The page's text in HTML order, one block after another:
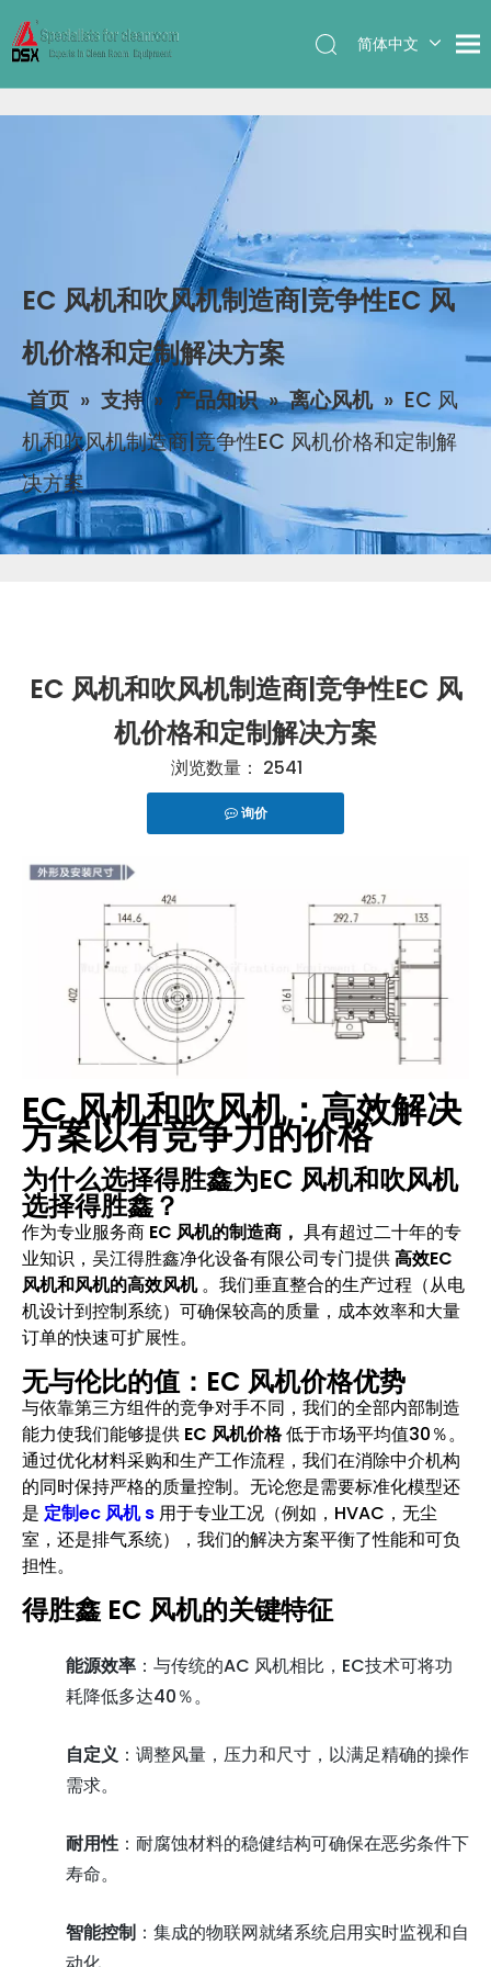
简体中文
EC 风机和吹风机制造商|竞争性EC 风
机价格和定制解决方案
首页 » 支持 » 产品知识 »离心风机 » EC 风
机和吹风机制造商|竞争性EC 风机价格和定制解
决方案
EC 风机和吹风机制造商|竞争性EC 风
机价格和定制解决方案
浏览数量： 2541
询价
EC 风机和吹风机：高效解决
方案以有竞争力的价格
为什么选择得胜鑫为EC 风机和吹风机
选择得胜鑫？
作为专业服务商 EC 风机的制造商， 具有超过二十年的专
业知识，吴江得胜鑫净化设备有限公司专门提供高效EC
风机和风机的高效风机。我们垂直整合的生产过程（从电
机设计到控制系统）可确保较高的质量，成本效率和大量
订单的快速可扩展性。
无与伦比的值：EC 风机价格优势
与依靠第三方组件的竞争对手不同，我们的全部内部制造
能力使我们能够提供 EC 风机价格低于市场平均值30％。
通过优化材料采购和生产工作流程，我们在消除中介机构
的同时保持严格的质量控制。无论您是需要标准化模型还
是 定制ec 风机 s 用于专业工况（例如，HVAC，无尘
室，还是排气系统），我们的解决方案平衡了性能和可负
担性。
得胜鑫 EC 风机的关键特征
能源效率 ：与传统的AC 风机相比，EC技术可将功
耗降低多达40％。
自定义 ：调整风量，压力和尺寸，以满足精确的操作
需求。
耐用性：耐腐蚀材料的稳健结构可确保在恶劣条件下
寿命。
智能控制 ：集成的物联网就绪系统启用实时监视和自